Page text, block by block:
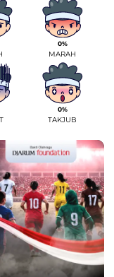
0%
MARAH
0%
TAKJUB